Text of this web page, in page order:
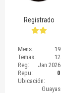
Registrado
Mens:
19
Temas:
12
Reg:
Jan 2026
Repu:
0
Ubicación:
Guayas